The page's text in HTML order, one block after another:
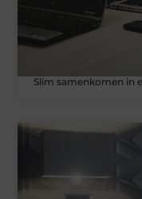
Slim samenkomen in